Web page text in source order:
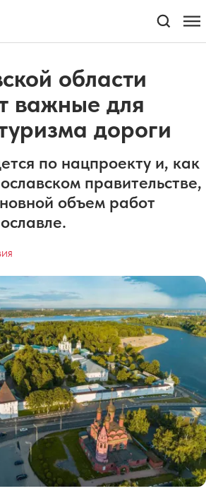
области
важные для
дороги
по нацпроекту и, как
правительстве,
объем работ